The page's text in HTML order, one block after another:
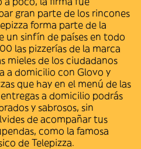
gran parte de los rincones
forma parte de la
un sinfín de países en todo
las pizzerías de la marca
mieles de los ciudadanos
a domicilio con Glovo y
que hay en el menú de las
a domicilio podrás
y sabrosos, sin
de acompañar tus
como la famosa
de Telepizza.